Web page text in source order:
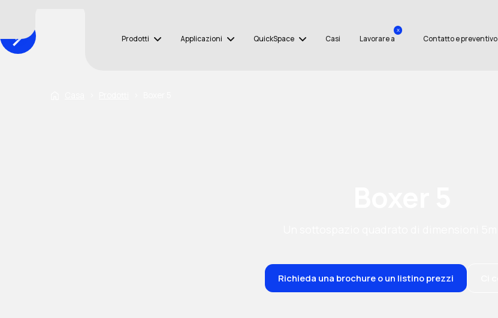
Prodotti Applicazioni QuickSpace Casi Lavorare a
x
Contatto e preventivo
Richieda una brochure o un listino prezzi